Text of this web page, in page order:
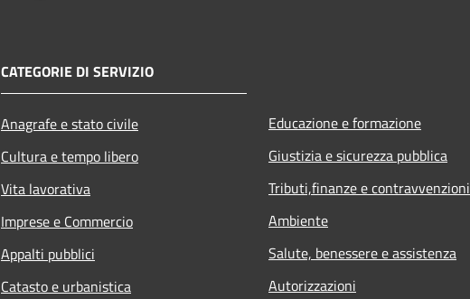
CATEGORIE DI SERVIZIO
Anagrafe e stato civile
Cultura e tempo libero
Vita lavorativa
Imprese e Commercio
Appalti pubblici
Catasto e urbanistica
Educazione e formazione
Giustizia e sicurezza pubblica
Tributi,finanze e contravvenzioni
Ambiente
Salute, benessere e assistenza
Autorizzazioni